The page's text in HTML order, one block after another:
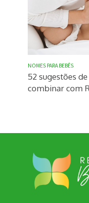
NOMES PARA BEBÊS
52 sugestões
combinar com